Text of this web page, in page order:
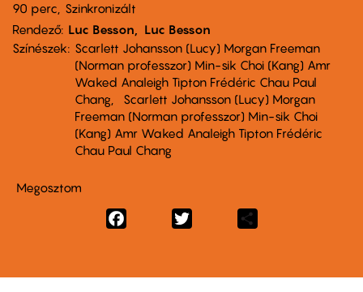
90 perc,
Szinkronizált
Rendező Luc Besson
Luc Besson
Színészek
Scarlett Johansson (Lucy) Morgan Freeman
(Norman professzor) Min-sik Choi (Kang) Amr
Waked Analeigh Tipton Frédéric Chau Paul
Chang
Scarlett Johansson (Lucy) Morgan
Freeman (Norman professzor) Min-sik Choi
(Kang) Amr Waked Analeigh Tipton Frédéric
Chau Paul Chang
Megosztom
Facebook